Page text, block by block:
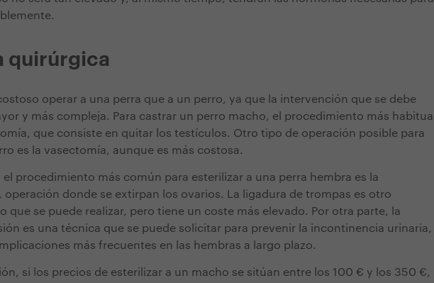
quirúrgica
operar a una perra que a un perro, ya que la intervención que se debe
y más compleja. Para castrar un perro macho, el procedimiento más habitual
que consiste en quitar los testículos. Otro tipo de operación posible para
es la vasectomía, aunque es más costosa.
el procedimiento más común para esterilizar a una perra hembra es la
operación donde se extirpan los ovarios. La ligadura de trompas es otro
que se puede realizar, pero tiene un coste más elevado. Por otra parte, la
es una técnica que se puede solicitar para prevenir la incontinencia urinaria,
más frecuentes en las hembras a largo plazo.
si los precios de esterilizar a un macho se sitúan entre los 100 € y los 350 €,